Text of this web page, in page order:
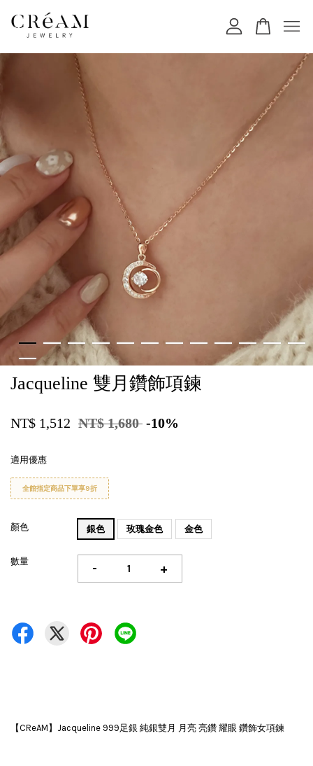
Jacqueline 雙月鑽飾項鍊
NT$ 1,512 NT$ 1,680 -10%
適用優惠
全館指定商品下單享9折
顏色 銀色 玫瑰金色 金色
數量 - +
【CReAM】Jacqueline 999足銀 純銀雙月 月亮 亮鑽 耀眼 鑽飾女項鍊
您的購物車目前還是空的。